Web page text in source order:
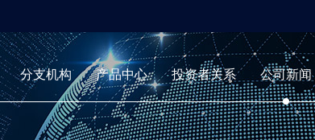
分支机构 产品中心 投资者关系 公司新闻